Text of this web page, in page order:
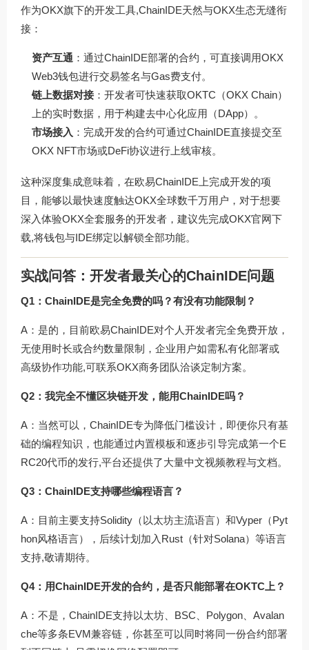
作为OKX旗下的开发工具,ChainIDE天然与OKX生态无缝衔
接：
资产互通 ：通过ChainIDE部署的合约，可直接调用OKX
Web3钱包进行交易签名与Gas费支付。
链上数据对接 ：开发者可快速获取OKTC（OKX Chain）
上的实时数据，用于构建去中心化应用（DApp）。
市场接入 ：完成开发的合约可通过ChainIDE直接提交至
OKX NFT市场或DeFi协议进行上线审核。
这种深度集成意味着，在欧易ChainIDE 上完成开发的项
目，能够以最快速度触达OKX全球数千万用户，对于想要
深入体验OKX全套服务的开发者，建议先完成OKX官网下
载,将钱包与IDE绑定以解锁全部功能。
实战问答：开发者最关心的ChainIDE问题
Q1：ChainIDE是完全免费的吗？有没有功能限制？
A：是的，目前欧易ChainIDE对个人开发者完全免费开放，
无使用时长或合约数量限制，企业用户如需私有化部署或
高级协作功能,可联系OKX商务团队洽谈定制方案。
Q2：我完全不懂区块链开发，能用ChainIDE吗？
A：当然可以，ChainIDE专为降低门槛设计，即便你只有基
础的编程知识，也能通过内置模板和逐步引导完成第一个E
RC20代币的发行,平台还提供了大量中文视频教程与文档。
Q3：ChainIDE支持哪些编程语言？
A：目前主要支持Solidity（以太坊主流语言）和Vyper（Pyt
hon风格语言），后续计划加入Rust（针对Solana）等语言
支持,敬请期待。
Q4：用ChainIDE开发的合约，是否只能部署在OKTC上？
A：不是，ChainIDE支持以太坊、BSC、Polygon、Avalan
che等多条EVM兼容链，你甚至可以同时将同一份合约部署